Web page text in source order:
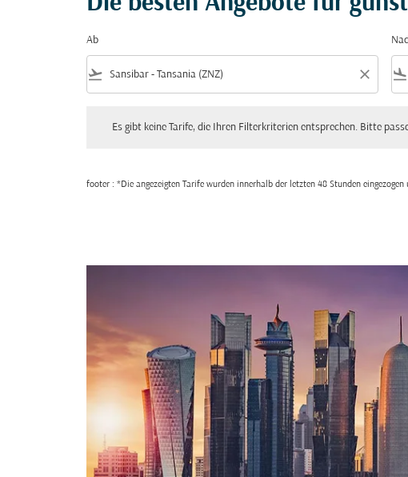
Ab
flight_takeoff close flight_land
Es gibt keine Tarife, die Ihren Filterkriterien entsprechen. Bitte
footer : *Die angezeigten Tarife wurden innerhalb der letzten 48 Stunden